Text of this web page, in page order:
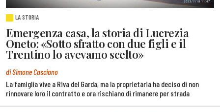
LA STORIA
Emergenza casa, la storia di Lucrezia
Oneto: «Sotto sfratto con due figli e il
Trentino lo avevamo scelto»
di Simone Casciano
La famiglia vive a Riva del Garda, ma la proprietaria ha deciso di non
rinnovare loro il contratto e ora rischiano di rimanere per strada